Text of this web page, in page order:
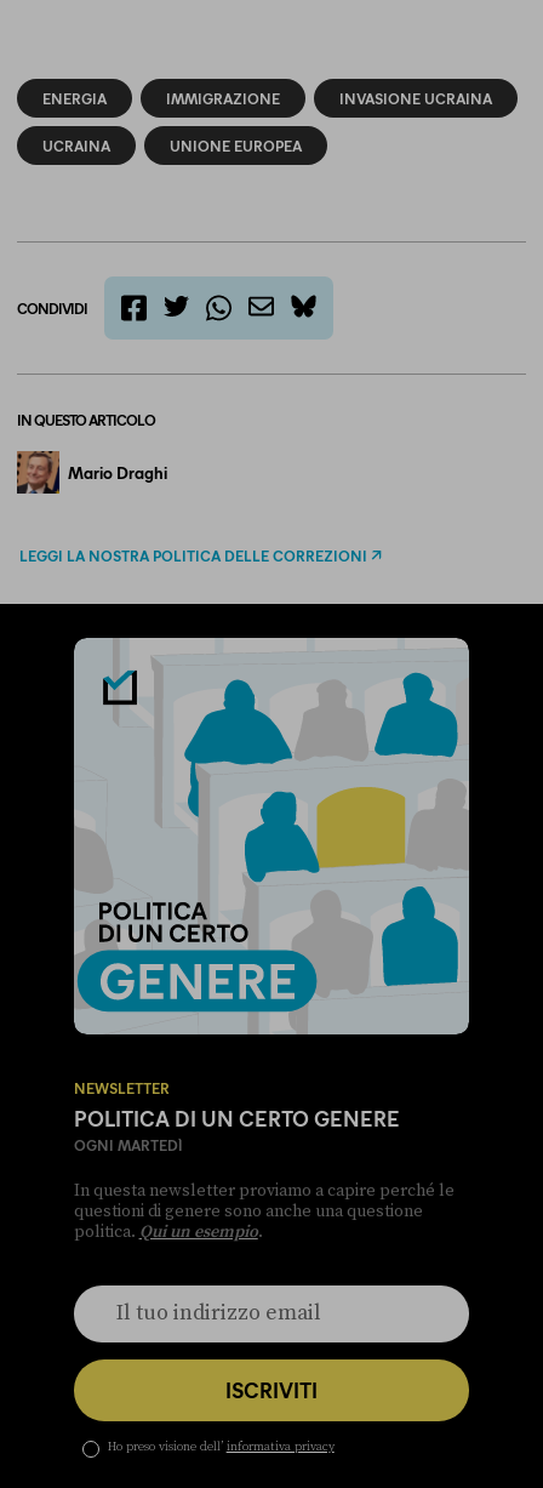
ENERGIA IMMIGRAZIONE INVASIONE UCRAINA
UCRAINA UNIONE EUROPEA
CONDIVIDI
bluesky
IN QUESTO ARTICOLO
Mario Draghi
LEGGI LA NOSTRA POLITICA DELLE CORREZIONI
NEWSLETTER
POLITICA DI UN CERTO GENERE
OGNI MARTEDÌ
In questa newsletter proviamo a capire perché le
questioni di genere sono anche una questione
politica. Qui un esempio.
ISCRIVITI
Ho preso visione dell’ informativa privacy